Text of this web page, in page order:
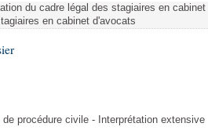
du cadre légal des stagiaires en cabinet
en cabinet d'avocats
procédure civile - Interprétation extensive